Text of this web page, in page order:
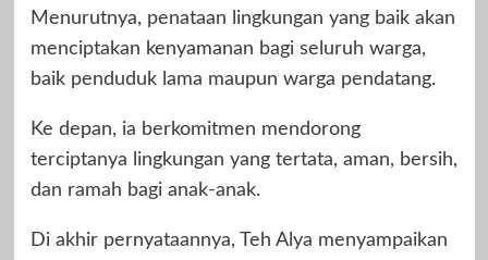
Menurutnya, penataan lingkungan yang baik akan
menciptakan kenyamanan bagi seluruh warga,
baik penduduk lama maupun warga pendatang.
Ke depan, ia berkomitmen mendorong
terciptanya lingkungan yang tertata, aman, bersih,
dan ramah bagi anak-anak.
Di akhir pernyataannya, Teh Alya menyampaikan